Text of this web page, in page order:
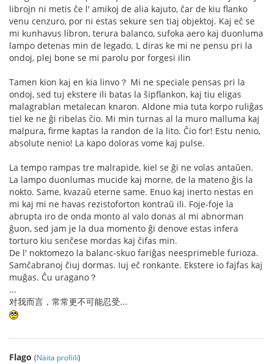
librojn ni metis ĉe l' amikoj de alia kajuto, ĉar de kiu flanko
venu cenzuro, por ni estas sekure sen tiaj objektoj. Kaj eĉ se
mi kunhavus libron, terura balanco, sufoka aero kaj duonluma
lampo detenas min de legado. L diras ke mi ne pensu pri la
ondoj, plej bone se mi parolu por forgesi ilin
Tamen kion kaj en kia linvo？ Mi ne speciale pensas pri la
ondoj, sed tuj ekstere ili batas la ŝipflankon, kaj tiu eligas
malagrablan metalecan knaron. Aldone mia tuta korpo ruliĝas
tiel ke ne ĝi ribelas ĉio. Mi min turnas al la muro malluma kaj
malpura, firme kaptas la randon de la lito. Ĉio for! Estu nenio,
absolute nenio! La kapo doloras vome kaj pulse.
La tempo rampas tre malrapide, kiel se ĝi ne volas antaŭen.
La lampo duonlumas mucide kaj morne, de la mateno ĝis la
nokto. Same, kvazaŭ eterne same. Enuo kaj inerto nestas en
mi kaj mi ne havas rezistoforton kontraŭ ili. Foje-foje la
abrupta iro de onda monto al valo donas al mi abnorman
ĝuon, sed jam je la dua momento ĝi denove estas infera
torturo kiu senĉese mordas kaj ĉifas min.
De l' noktomezo la balanc-skuo fariĝas neesprimeble furioza.
Samĉabranoj ĉiuj dormas. Iuj eĉ ronkante. Ekstere io fajfas kaj
muĝas. Ĉu uragano？
...
对我而言，常常更不可能忍受...
Flago (Näita profiili)